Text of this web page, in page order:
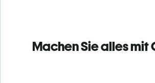
Machen Sie alles mit